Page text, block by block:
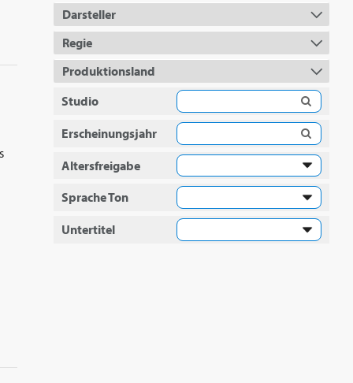
Darsteller
Regie
Produktionsland
Studio
Erscheinungsjahr
Altersfreigabe
Sprache Ton
Untertitel